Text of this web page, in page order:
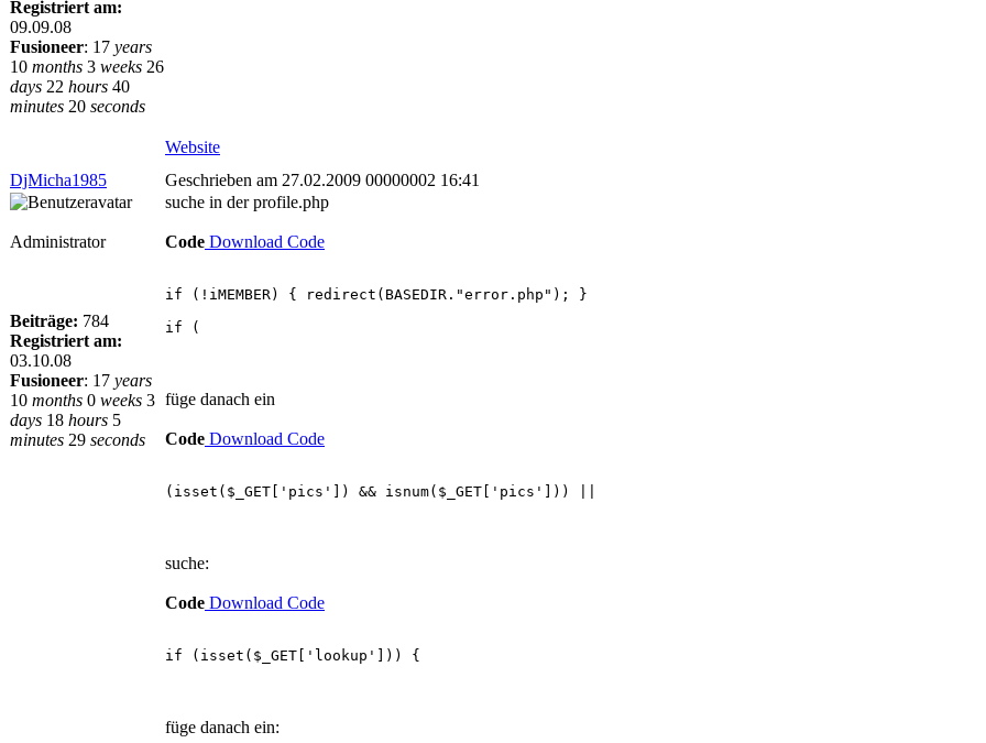
Registriert am:
09.09.08
Fusioneer: 17 years
10 months 3 weeks 26
days 22 hours 40
minutes 20 seconds
Website
DjMicha1985
Geschrieben am 27.02.2009 00000002 16:41
Administrator
Beiträge: 784
Registriert am:
03.10.08
Fusioneer: 17 years
10 months 0 weeks 3
days 18 hours 5
minutes 29 seconds
suche in der profile.php
Code Download Code
if (!iMEMBER) { redirect(BASEDIR."error.php"); }
if (
füge danach ein
Code Download Code
(isset($_GET['pics']) && isnum($_GET['pics'])) ||
suche:
Code Download Code
if (isset($_GET['lookup'])) {
füge danach ein: